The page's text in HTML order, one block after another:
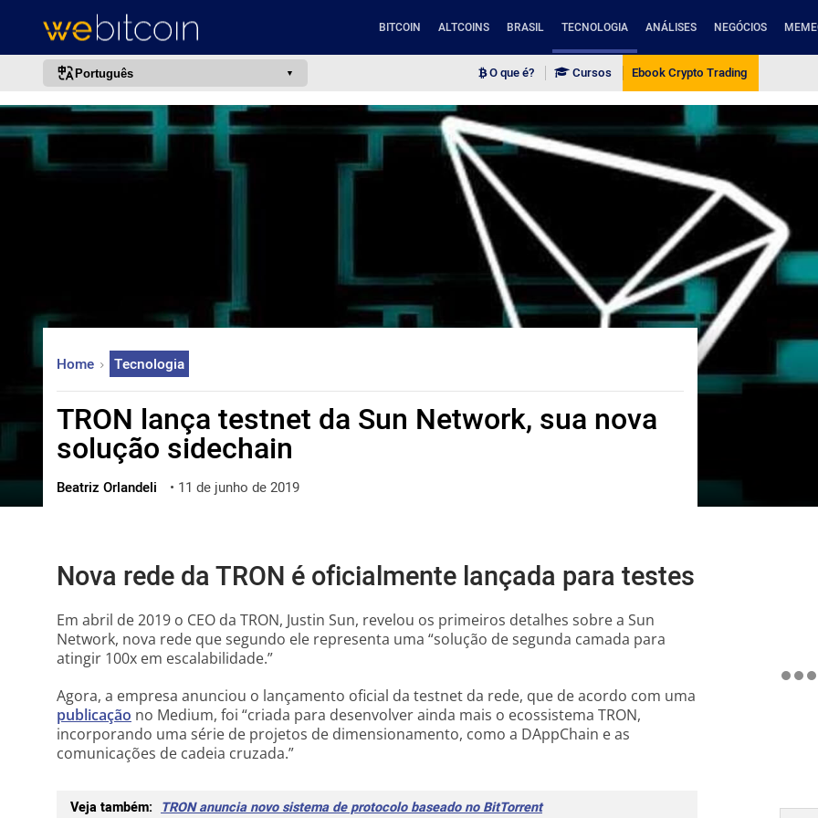
BITCOIN ALTCOINS BRASIL TECNOLOGIA ANÁLISES NEGÓCIOS
Português
português (BR)
english
한국어
العربية
ไทย
ქართული
O que é? Cursos Ebook Crypto Trading
Home Tecnologia
TRON lança testnet da Sun Network, sua nova
solução sidechain
Beatriz Orlandeli • 11 de junho de 2019
Nova rede da TRON é oficialmente lançada para testes
Em abril de 2019 o CEO da TRON, Justin Sun, revelou os primeiros detalhes sobre a Sun
Network, nova rede que segundo ele representa uma “solução de segunda camada para
atingir 100x em escalabilidade.”
Agora, a empresa anunciou o lançamento oficial da testnet da rede, que de acordo com uma
publicação no Medium, foi “criada para desenvolver ainda mais o ecossistema TRON,
incorporando uma série de projetos de dimensionamento, como a DAppChain e as
comunicações de cadeia cruzada.”
Veja também: TRON anuncia novo sistema de protocolo baseado no BitTorrent